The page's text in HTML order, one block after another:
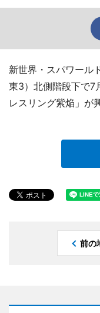
新世界・スパワール
東3）北側階段下で7
レスリング紫焔」が
前の